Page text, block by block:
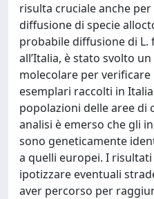
risulta cruciale anche
diffusione di specie
probabile diffusione di L.
all’Italia, è stato svolto
molecolare per
esemplari raccolti in
popolazioni delle aree di
analisi è emerso che gli
sono geneticamente
a quelli europei. I
ipotizzare eventuali
aver percorso per